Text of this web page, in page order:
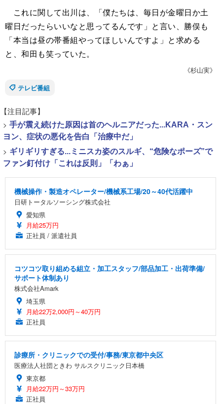
これに関して出川は、「僕たちは、毎日が金曜日か土
曜日だったらいいなと思ってるんです」と言い、勝俣も
「本当は昼の帯番組やってほしいんですよ」と求める
と、和田も笑っていた。
《杉山実》
テレビ番組
【注目記事】
> 手が震え続けた原因は首のヘルニアだった...KARA・スン
ヨン、症状の悪化を告白「治療中だ」
> ギリギリすぎる...ミニスカ姿のスルギ、“危険なポーズ”で
ファン釘付け「これは反則」「わぁ」
機械操作・製造オペレーター/機械系工場/20～40代活躍中
日研トータルソーシング株式会社
愛知県
月給25万円
正社員 / 派遣社員
コツコツ取り組める組立・加工スタッフ/部品加工・出荷準備/
サポート体制あり
株式会社Amark
埼玉県
月給22万2,000円～40万円
正社員
診療所・クリニックでの受付/事務/東京都中央区
医療法人社団ときわ サルスクリニック日本橋
東京都
月給22万円～33万円
正社員